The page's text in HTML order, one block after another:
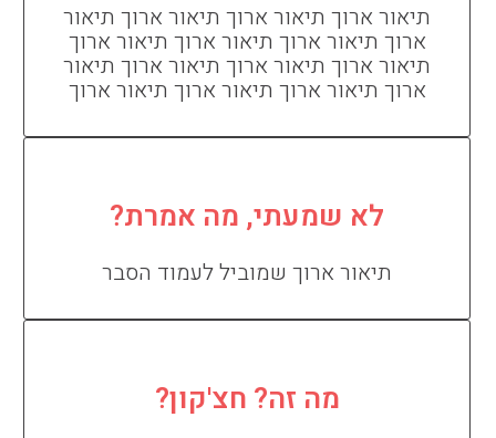
תיאור ארוך תיאור ארוך תיאור ארוך תיאור
ארוך תיאור ארוך תיאור ארוך תיאור ארוך
תיאור ארוך תיאור ארוך תיאור ארוך תיאור
ארוך תיאור ארוך תיאור ארוך תיאור ארוך
לא שמעתי, מה אמרת?
תיאור ארוך שמוביל לעמוד הסבר
מה זה? חצ'קון?